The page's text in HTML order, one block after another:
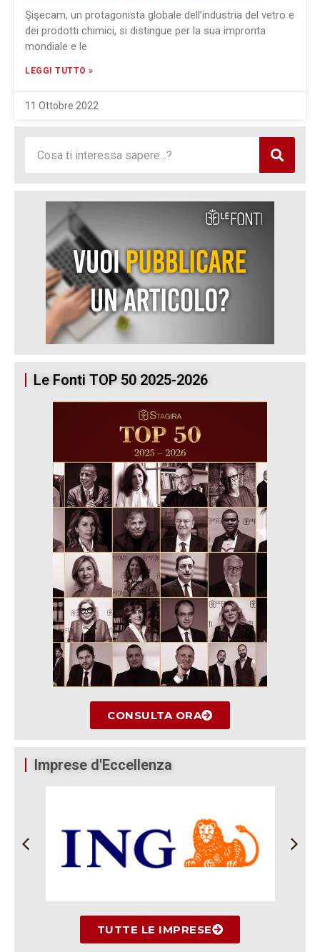
Şişecam, un protagonista globale dell’industria del vetro e
dei prodotti chimici, si distingue per la sua impronta
mondiale e le
LEGGI TUTTO »
11 Ottobre 2022
Le Fonti TOP 50 2025-2026
CONSULTA ORA
Imprese d'Eccellenza
TUTTE LE IMPRESE